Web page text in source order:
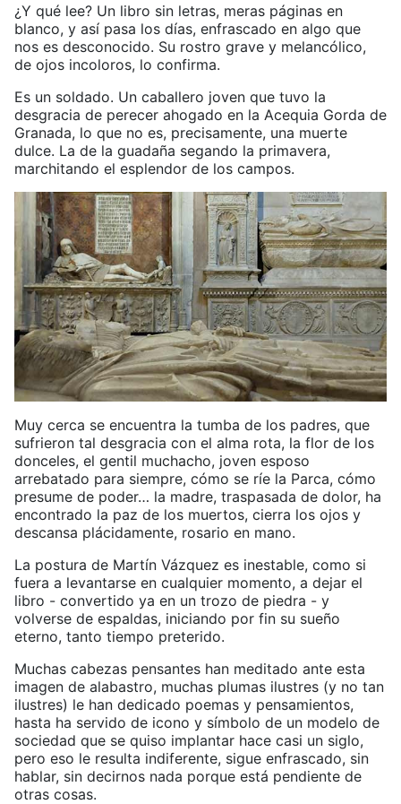
¿Y qué lee? Un libro sin letras, meras páginas en
blanco, y así pasa los días, enfrascado en algo que
nos es desconocido. Su rostro grave y melancólico,
de ojos incoloros, lo confirma.
Es un soldado. Un caballero joven que tuvo la
desgracia de perecer ahogado en la Acequia Gorda de
Granada, lo que no es, precisamente, una muerte
dulce. La de la guadaña segando la primavera,
marchitando el esplendor de los campos.
Muy cerca se encuentra la tumba de los padres, que
sufrieron tal desgracia con el alma rota, la flor de los
donceles, el gentil muchacho, joven esposo
arrebatado para siempre, cómo se ríe la Parca, cómo
presume de poder… la madre, traspasada de dolor, ha
encontrado la paz de los muertos, cierra los ojos y
descansa plácidamente, rosario en mano.
La postura de Martín Vázquez es inestable, como si
fuera a levantarse en cualquier momento, a dejar el
libro - convertido ya en un trozo de piedra - y
volverse de espaldas, iniciando por fin su sueño
eterno, tanto tiempo preterido.
Muchas cabezas pensantes han meditado ante esta
imagen de alabastro, muchas plumas ilustres (y no tan
ilustres) le han dedicado poemas y pensamientos,
hasta ha servido de icono y símbolo de un modelo de
sociedad que se quiso implantar hace casi un siglo,
pero eso le resulta indiferente, sigue enfrascado, sin
hablar, sin decirnos nada porque está pendiente de
otras cosas.